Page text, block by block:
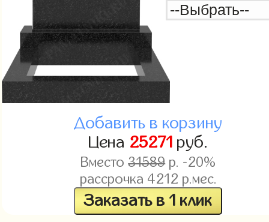
Добавить в корзину
Цена 25271 руб.
Вместо31589р. -20%
рассрочка 4212 р.мес.
Заказать в 1 клик